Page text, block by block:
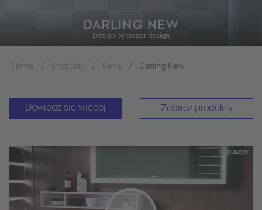
DARLING NEW
Design by sieger design
Home Produkty Serie Darling New
Dowiedz się więcej Zobacz produkty